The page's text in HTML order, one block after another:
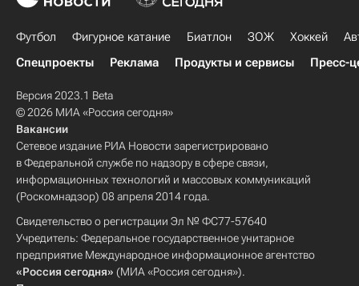
Футбол Фигурное катание Биатлон ЗОЖ Хоккей
Спецпроекты
Реклама Продукты и сервисы Пресс-
Версия 2023.1 Beta
© 2026 МИА «Россия сегодня»
Вакансии
Сетевое издание РИА Новости зарегистрировано
в Федеральной службе по надзору в сфере связи,
информационных технологий и массовых коммуникаций
(Роскомнадзор) 08 апреля 2014 года.
Свидетельство о регистрации Эл № ФС77-57640
Учредитель: Федеральное государственное унитарное
предприятие Международное информационное агентство
«Россия сегодня» (МИА «Россия сегодня»).